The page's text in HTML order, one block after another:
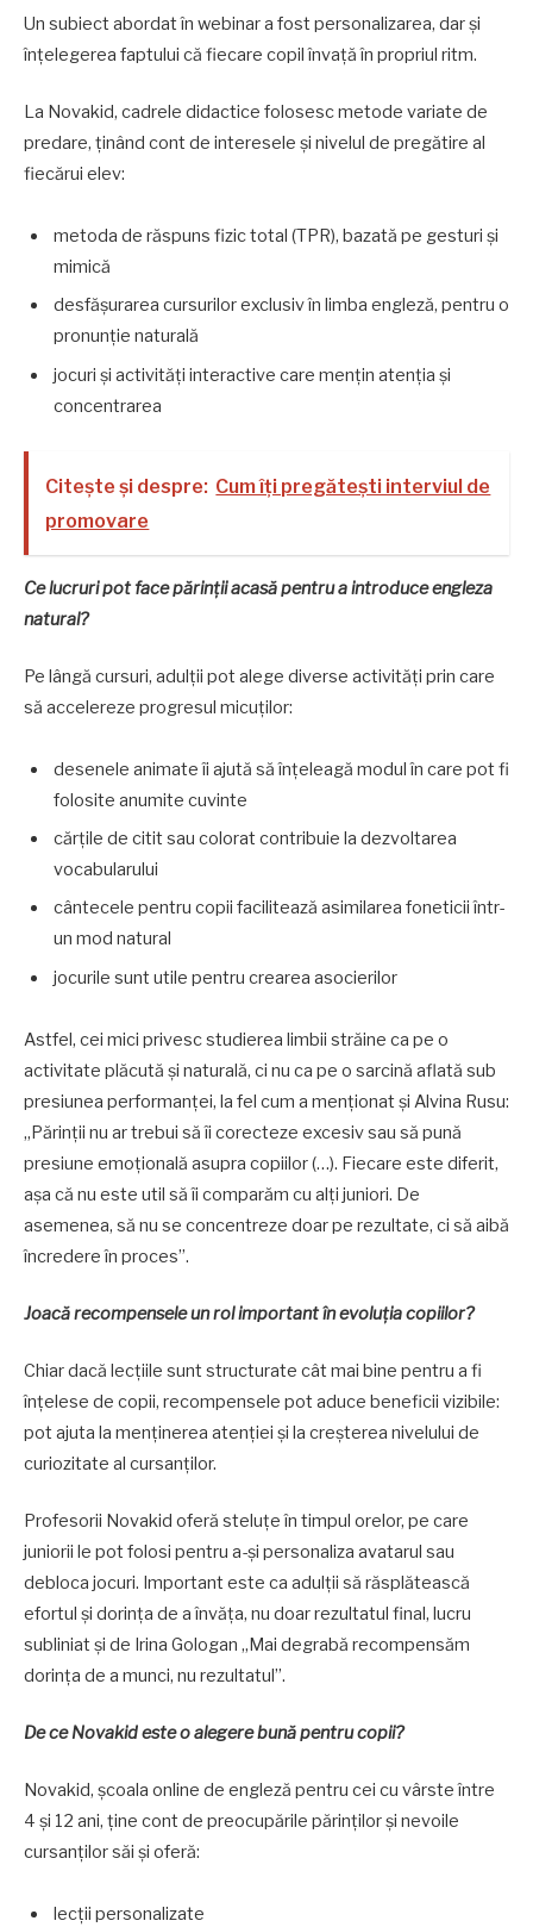
Un subiect abordat în webinar a fost personalizarea, dar și
înțelegerea faptului că fiecare copil învață în propriul ritm.
La Novakid, cadrele didactice folosesc metode variate de
predare, ținând cont de interesele și nivelul de pregătire al
fiecărui elev:
metoda de răspuns fizic total (TPR), bazată pe gesturi și
mimică
desfășurarea cursurilor exclusiv în limba engleză, pentru o
pronunție naturală
jocuri și activități interactive care mențin atenția și
concentrarea
Citește și despre: Cum îți pregătești interviul de
promovare
Ce lucruri pot face părinții acasă pentru a introduce engleza
natural?
Pe lângă cursuri, adulții pot alege diverse activități prin care
să accelereze progresul micuților:
desenele animate îi ajută să înțeleagă modul în care pot fi
folosite anumite cuvinte
cărțile de citit sau colorat contribuie la dezvoltarea
vocabularului
cântecele pentru copii facilitează asimilarea foneticii într-
un mod natural
jocurile sunt utile pentru crearea asocierilor
Astfel, cei mici privesc studierea limbii străine ca pe o
activitate plăcută și naturală, ci nu ca pe o sarcină aflată sub
presiunea performanței, la fel cum a menționat și Alvina Rusu:
„Părinții nu ar trebui să îi corecteze excesiv sau să pună
presiune emoțională asupra copiilor (…). Fiecare este diferit,
așa că nu este util să îi comparăm cu alți juniori. De
asemenea, să nu se concentreze doar pe rezultate, ci să aibă
încredere în proces”.
Joacă recompensele un rol important în evoluția copiilor?
Chiar dacă lecțiile sunt structurate cât mai bine pentru a fi
înțelese de copii, recompensele pot aduce beneficii vizibile:
pot ajuta la menținerea atenției și la creșterea nivelului de
curiozitate al cursanților.
Profesorii Novakid oferă steluțe în timpul orelor, pe care
juniorii le pot folosi pentru a-și personaliza avatarul sau
debloca jocuri. Important este ca adulții să răsplătească
efortul și dorința de a învăța, nu doar rezultatul final, lucru
subliniat și de Irina Gologan „Mai degrabă recompensăm
dorința de a munci, nu rezultatul”.
De ce Novakid este o alegere bună pentru copii?
Novakid, școala online de engleză pentru cei cu vârste între
4 și 12 ani, ține cont de preocupările părinților și nevoile
cursanților săi și oferă:
lecții personalizate